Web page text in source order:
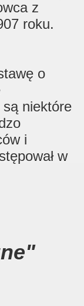
z
roku.
o
niektóre
i
w